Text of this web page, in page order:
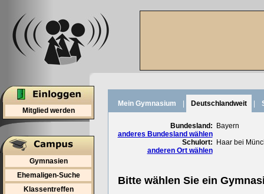
Mitglied werden
Gymnasien
Ehemaligen-Suche
Klassentreffen
Mein Gymnasium Deutschlandweit
Bundesland:
anderes Bundesland wählen
Bayern
Schulort:
anderen Ort wählen
Haar bei
Bitte wählen Sie ein